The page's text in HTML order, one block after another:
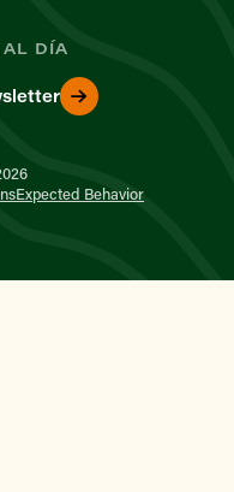
AL DÍA
Expected Behavior